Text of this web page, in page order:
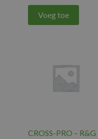
Voeg toe
CROSS-PRO – R&G